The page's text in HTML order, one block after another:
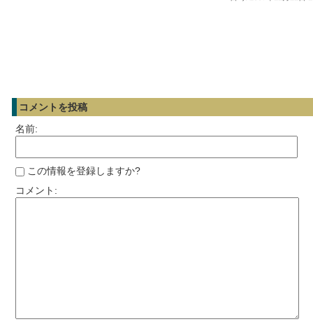
コメントを投稿
名前:
この情報を登録しますか?
コメント: